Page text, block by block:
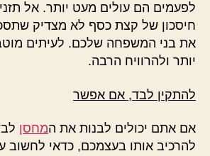
לפעמים הם עולים מעט יותר. אל
חיסכון של קצת כסף לא מצדיק
את בני המשפחה שלכם. לעיתים
יותר ולהרוויח הרבה.
להתקין לבד, אם אפשר
אם אתם יכולים לבנות את המחסן
להרכיב אותו בעצמכם, כדאי לחשוב